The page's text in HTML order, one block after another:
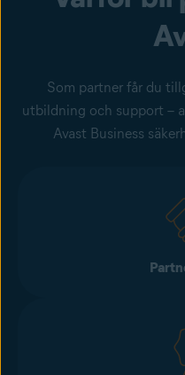
Som partner får du
utbildning och support –
Avast Business